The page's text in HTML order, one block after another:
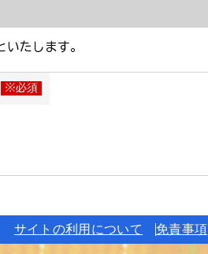
サイトの利用について 免責事項